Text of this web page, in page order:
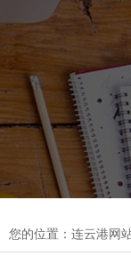
您的位置： 连云港网